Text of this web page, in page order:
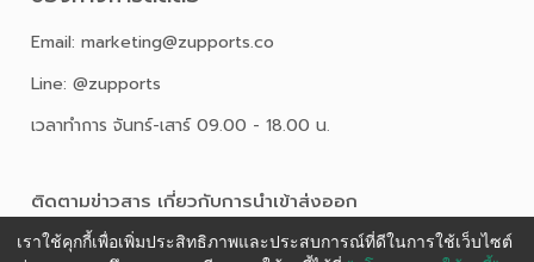
Email: marketing@zupports.co
Line: @zupports
เวลาทำการ จันทร์-เสาร์ 09.00 - 18.00 น.
ติดตามข่าวสาร เกี่ยวกับการนําเข้าส่งออก
เราใช้คุกกี้เพื่อเพิ่มประสิทธิภาพและประสบการณ์ที่ดีในการใช้เว็บไซต์